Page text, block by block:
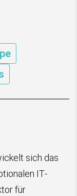
sich das
IT-
für